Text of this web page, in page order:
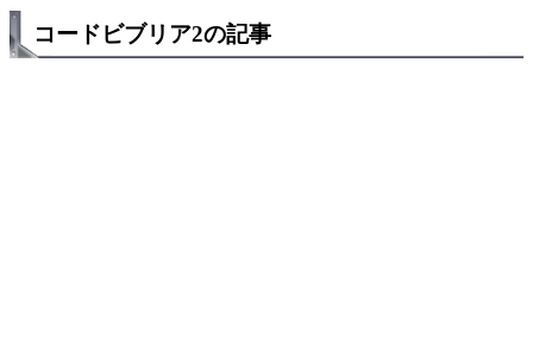
コードビブリア2の記事